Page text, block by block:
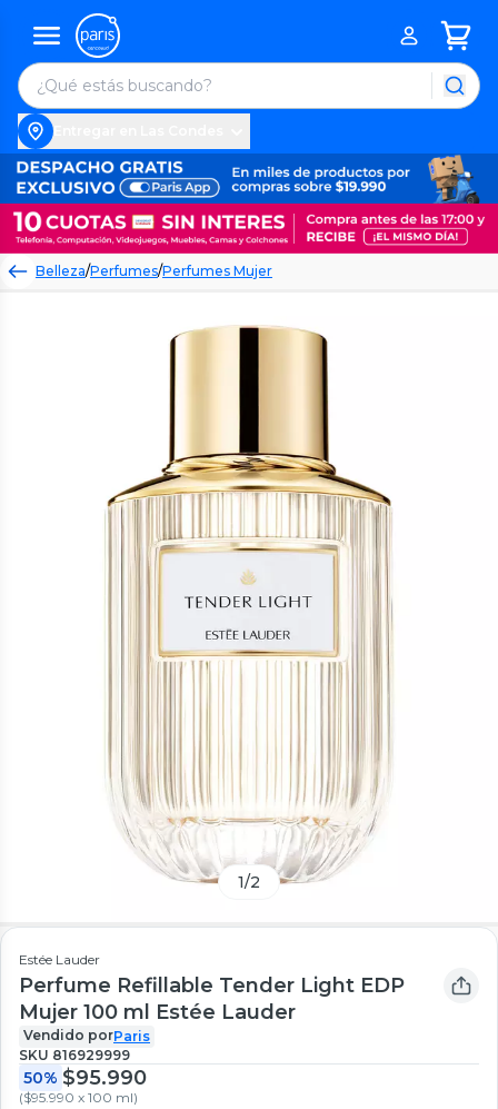
Belleza/Perfumes/Perfumes Mujer
1/2
Estée Lauder
Perfume Refillable Tender Light EDP
Mujer 100 ml Estée Lauder
Vendido porParis
SKU 816929999
50% $95.990
($95.990 x 100 ml)